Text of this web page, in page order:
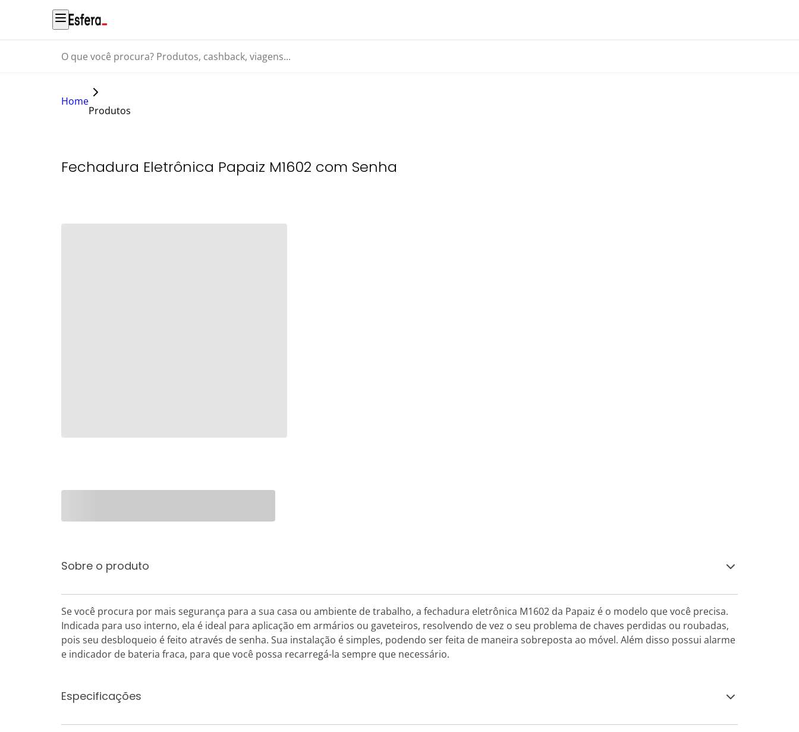
O que você procura? Produtos, cashback, viagens...
Home
Produtos
Fechadura Eletrônica Papaiz M1602 com Senha
Sobre o produto
Se você procura por mais segurança para a sua casa ou ambiente de trabalho, a fechadura eletrônica M1602 da Papaiz é o modelo que você precisa.
Indicada para uso interno, ela é ideal para aplicação em armários ou gaveteiros, resolvendo de vez o seu problema de chaves perdidas ou roubadas,
pois seu desbloqueio é feito através de senha. Sua instalação é simples, podendo ser feita de maneira sobreposta ao móvel. Além disso possui alarme
e indicador de bateria fraca, para que você possa recarregá-la sempre que necessário.
Especificações